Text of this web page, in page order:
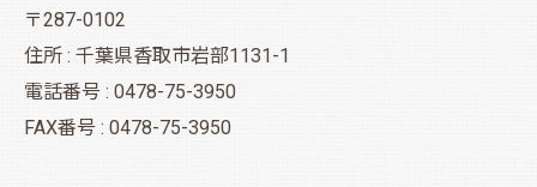
〒287-0102
住所 : 千葉県香取市岩部1131-1
電話番号 : 0478-75-3950
FAX番号 : 0478-75-3950